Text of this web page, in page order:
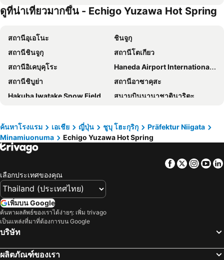
Muica Onsen Hotel
Yuzawa Toei Hotel
Chenda International Hotel
Hotel Chalet Yuzawa Ginsui
View Resort Inn Tomiya
Rotuzitonboshida
ดูที่น่าเที่ยวมากขึ้น - Echigo Yuzawa Hot Spring
สถานีอุเอโนะ
ชินจูกุ
สถานีชินจูกุ
สถานีโตเกียว
สถานีอิเคบุคุโระ
Haneda Airport International Terminal Station
สถานีชิบูย่า
สถานีอาซาคุสะ
Hakuba Iwatake Snow Field
สนามบินนานาชาตินาริตะ
International Airport Haneda
Shibuya
สถานีกินซ่า
Matsumoto Station
อุเอะโนะ
หมู่บ้านประวัติศาสตร์ชิราคาวาโกะ
Yamagata Station
Yamagata Zao Onsen Ski Resort
Shiga - kogen
สถานีนิปโปริ
สถานีรปปงหงิ
ค้นหาโรงแรม เอเชีย ญี่ปุ่น ชูบุ โฮะกุริกุ
Präfektur Niigata
Minamiuonuma
Echigo Yuzawa Hot Spring
Facebook
Twitter
เลือกประเทศของคุณ
เพิ่มบน Google
ค้นหาผลลัพธ์ของเราได้ง่ายๆ: เพิ่ม trivago
เป็นแหล่งที่มาที่ต้องการบน Google
บริษัท
ผลิตภัณฑ์ของเรา